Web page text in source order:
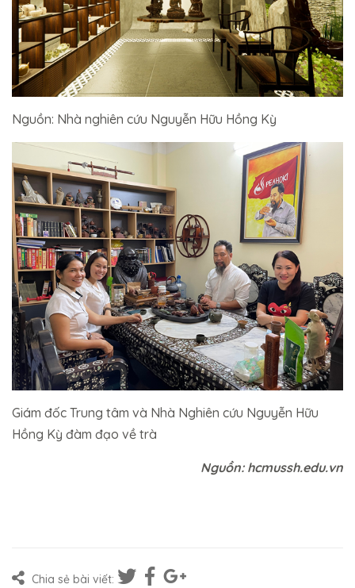
Nguồn: Nhà nghiên cứu Nguyễn Hữu Hồng Kỳ
Giám đốc Trung tâm và Nhà Nghiên cứu Nguyễn Hữu
Hồng Kỳ đàm đạo về trà
Nguồn: hcmussh.edu.vn
Chia sẻ bài viết: